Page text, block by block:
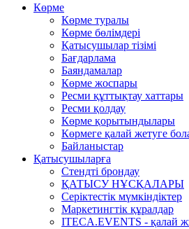
Көрме
Көрме туралы
Көрме бөлімдері
Қатысушылар тізімі
Бағдарлама
Баяндамалар
Көрме жоспары
Ресми құттықтау хаттары
Ресми қолдау
Көрме қорытындылары
Көрмеге қалай жетуге
Байланыстар
Қатысушыларға
Стендті брондау
ҚАТЫСУ НҰСҚАЛАРЫ
Серіктестік мүмкіндіктер
Маркетингтік құралдар
ITECA.EVENTS - қалай